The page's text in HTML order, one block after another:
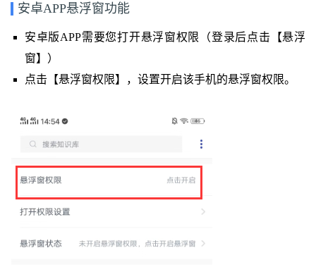
安卓APP悬浮窗功能
安卓版APP需要您打开悬浮窗权限（登录后点击【悬浮
窗】）
点击【悬浮窗权限】，设置开启该手机的悬浮窗权限。